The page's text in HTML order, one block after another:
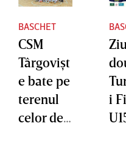
BASCHET
CSM
Târgovişt
e bate pe
terenul
celor de
i